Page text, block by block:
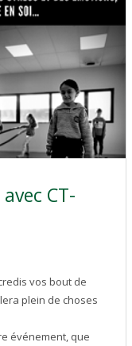
CT-
vos bout de
plein de choses
événement, que